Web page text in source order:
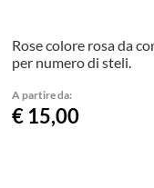
Rose colore rosa da
per numero di steli.
A partire da:
€ 15,00